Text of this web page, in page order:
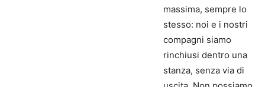
massima, sempre lo
stesso: noi e i nostri
compagni siamo
rinchiusi dentro una
stanza, senza via di